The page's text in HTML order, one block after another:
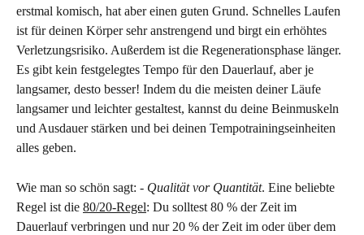
erstmal komisch, hat aber einen guten Grund. Schnelles Laufen
ist für deinen Körper sehr anstrengend und birgt ein erhöhtes
Verletzungsrisiko. Außerdem ist die Regenerationsphase länger.
Es gibt kein festgelegtes Tempo für den Dauerlauf, aber je
langsamer, desto besser! Indem du die meisten deiner Läufe
langsamer und leichter gestaltest, kannst du deine Beinmuskeln
und Ausdauer stärken und bei deinen Tempotrainingseinheiten
alles geben.
Wie man so schön sagt: - Qualität vor Quantität. Eine beliebte
Regel ist die 80/20-Regel: Du solltest 80 % der Zeit im
Dauerlauf verbringen und nur 20 % der Zeit im oder über dem